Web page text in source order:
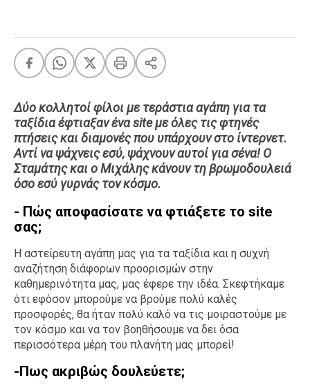
OMG LOL
A-List LGBTQI+
LIFE
Food
Body+Mind
Ταξίδια
Style
Σπίτι
Σχέσεις
AGENDA
Εισιτήρια
Δύο κολλητοί φίλοι με τεράστια αγάπη για τα
ταξίδια έφτιαξαν ένα site με όλες τις φτηνές
πτήσεις και διαμονές που υπάρχουν στο ίντερνετ.
Αντί να ψάχνεις εσύ, ψάχνουν αυτοί για σένα! Ο
Σταμάτης και ο Μιχάλης κάνουν τη βρωμοδουλειά
όσο εσύ γυρνάς τον κόσμο.
- Πώς αποφασίσατε να φτιάξετε το site
σας;
Η αστείρευτη αγάπη μας για τα ταξίδια και η συχνή
αναζήτηση διάφορων προορισμών στην
καθημερινότητα μας, μας έφερε την ιδέα. Σκεφτήκαμε
ότι εφόσον μπορούμε να βρούμε πολύ καλές
προσφορές, θα ήταν πολύ καλό να τις μοιραστούμε με
τον κόσμο και να τον βοηθήσουμε να δει όσα
περισσότερα μέρη του πλανήτη μας μπορεί!
-Πως ακριβώς δουλεύετε;